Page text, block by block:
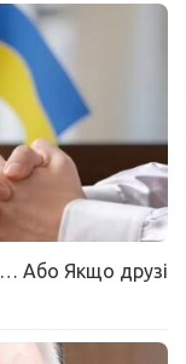
Або Якщо друзі